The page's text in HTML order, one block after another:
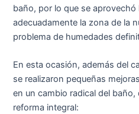
baño, por lo que se
adecuadamente la zona de la
problema de humedades
En esta ocasión, además del
se realizaron pequeñas
en un cambio radical del
reforma integral: